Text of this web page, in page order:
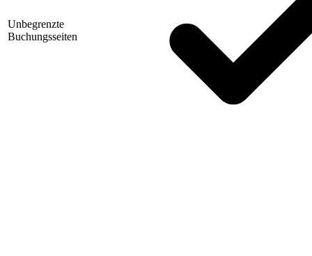
Unbegrenzte
Buchungsseiten